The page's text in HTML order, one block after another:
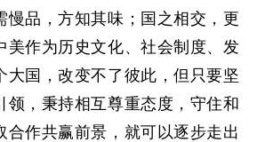
慢品，方知其味；国之相交，更
美作为历史文化、社会制度、发
大国，改变不了彼此，但只要坚
领，秉持相互尊重态度，守住和
合作共赢前景，就可以逐步走出